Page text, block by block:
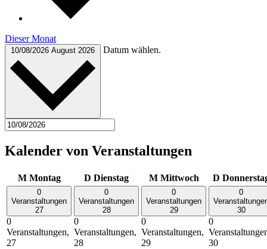
Dieser Monat
10/08/2026 August 2026 Datum wählen.
Kalender von Veranstaltungen
M Montag D Dienstag M Mittwoch D
0
Veranstaltungen
27
0
Veranstaltungen,
27
0
Veranstaltungen
28
0
Veranstaltungen,
28
0
Veranstaltungen
29
0
Veranstaltungen,
29
0
30
0
30